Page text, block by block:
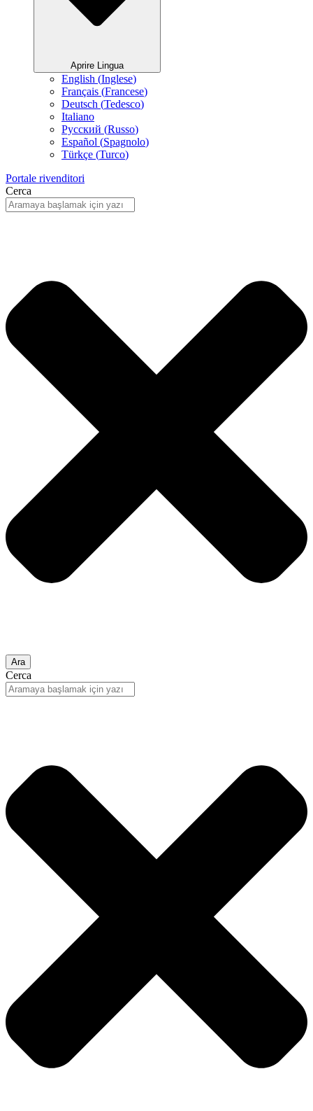
Aprire Lingua
English (Inglese)
Français (Francese)
Deutsch (Tedesco)
Italiano
Русский (Russo)
Español (Spagnolo)
Türkçe (Turco)
Portale rivenditori
Cerca
Ara
Cerca